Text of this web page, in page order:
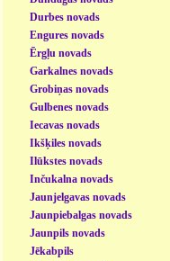
Durbes novads
Engures novads
Ērgļu novads
Garkalnes novads
Grobiņas novads
Gulbenes novads
Iecavas novads
Ikšķiles novads
Ilūkstes novads
Inčukalna novads
Jaunjelgavas novads
Jaunpiebalgas novads
Jaunpils novads
Jēkabpils